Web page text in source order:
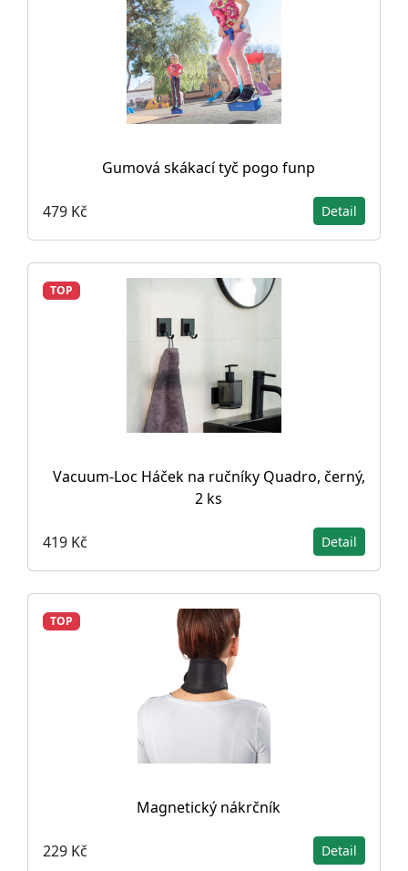
Gumová skákací tyč pogo funp
479 Kč Detail
TOP
Vacuum-Loc Háček na ručníky Quadro, černý,
2 ks
419 Kč Detail
TOP
Magnetický nákrčník
229 Kč Detail